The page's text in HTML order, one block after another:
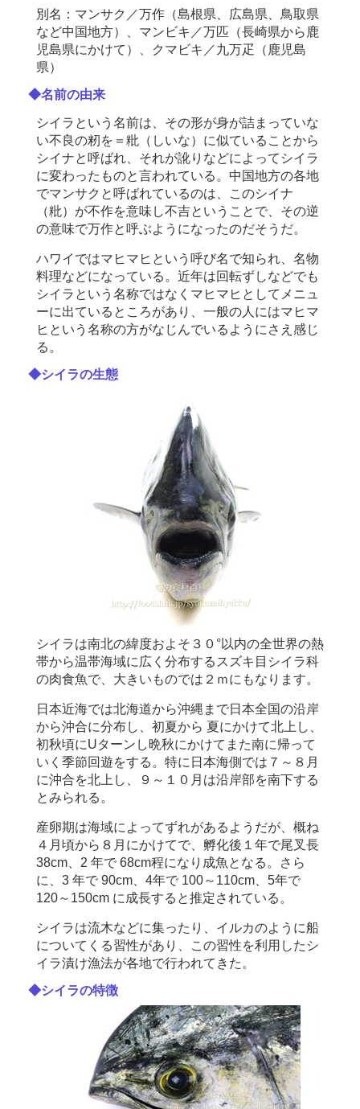
別名：マンサク／万作（島根県、広島県、鳥取県
など中国地方）、マンビキ／万匹（長崎県から鹿
児島県にかけて）、クマビキ／九万疋（鹿児島
県）
◆名前の由来
シイラという名前は、その形が身が詰まっていな
い不良の籾を＝粃（しいな）に似ていることから
シイナと呼ばれ、それが訛りなどによってシイラ
に変わったものと言われている。中国地方の各地
でマンサクと呼ばれているのは、このシイナ
（粃）が不作を意味し不吉ということで、その逆
の意味で万作と呼ぶようになったのだそうだ。
ハワイではマヒマヒという呼び名で知られ、名物
料理などになっている。近年は回転ずしなどでも
シイラという名称ではなくマヒマヒとしてメニュ
ーに出ているところがあり、一般の人にはマヒマ
ヒという名称の方がなじんでいるようにさえ感じ
る。
◆シイラの生態
シイラは南北の緯度およそ３０°以内の全世界の熱
帯から温帯海域に広く分布するスズキ目シイラ科
の肉食魚で、大きいものでは２ｍにもなります。
日本近海では北海道から沖縄まで日本全国の沿岸
から沖合に分布し、初夏から 夏にかけて北上し、
初秋頃にUターンし晩秋にかけてまた南に帰って
いく季節回遊をする。特に日本海側では７～８月
に沖合を北上し、９～１０月は沿岸部を南下する
とみられる。
産卵期は海域によってずれがあるようだが、概ね
４月頃から８月にかけてで、孵化後１年で尾叉長
38cm、2 年で 68cm程になり成魚となる。さら
に、3 年で 90cm、4年で 100～110cm、5年で
120～150cm に成長すると推定されている。
シイラは流木などに集ったり、イルカのように船
についてくる習性があり、この習性を利用したシ
イラ漬け漁法が各地で行われてきた。
◆シイラの特徴